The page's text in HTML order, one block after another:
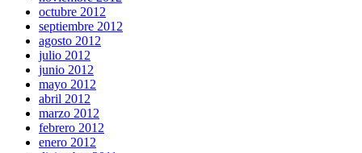
octubre 2012
septiembre 2012
agosto 2012
julio 2012
junio 2012
mayo 2012
abril 2012
marzo 2012
febrero 2012
enero 2012